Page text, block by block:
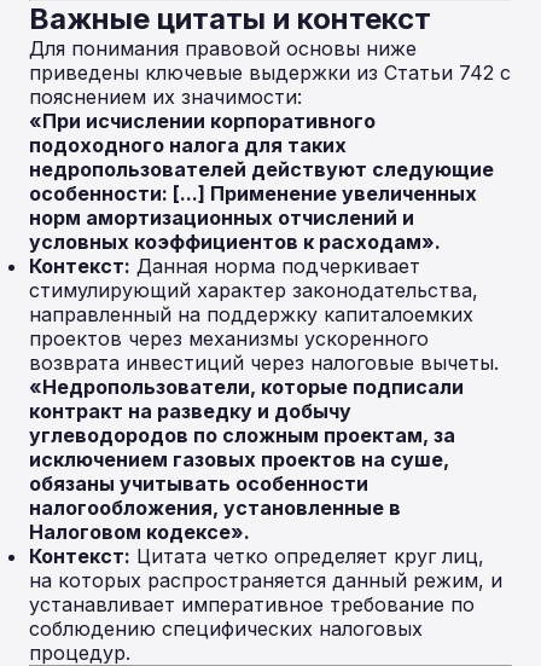
Важные цитаты и контекст
Для понимания правовой основы ниже
приведены ключевые выдержки из Статьи 742 с
пояснением их значимости:
«При исчислении корпоративного
подоходного налога для таких
недропользователей действуют следующие
особенности: [...] Применение увеличенных
норм амортизационных отчислений и
условных коэффициентов к расходам».
Контекст: Данная норма подчеркивает
стимулирующий характер законодательства,
направленный на поддержку капиталоемких
проектов через механизмы ускоренного
возврата инвестиций через налоговые вычеты.
«Недропользователи, которые подписали
контракт на разведку и добычу
углеводородов по сложным проектам, за
исключением газовых проектов на суше,
обязаны учитывать особенности
налогообложения, установленные в
Налоговом кодексе».
Контекст: Цитата четко определяет круг лиц,
на которых распространяется данный режим, и
устанавливает императивное требование по
соблюдению специфических налоговых
процедур.